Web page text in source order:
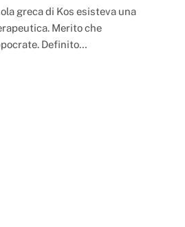
greca di Kos esisteva una
Merito che
Definito…